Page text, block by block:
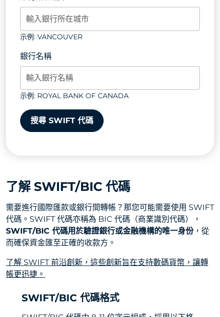
示例: VANCOUVER
銀行名稱
示例: ROYAL BANK OF CANADA
搜尋 SWIFT 代碼
了解 SWIFT/BIC 代碼
需要進行國際匯款或銀行間轉帳？那您可能需要使用 SWIFT
代碼。SWIFT 代碼亦稱為 BIC 代碼（商業識別代碼），
SWIFT/BIC 代碼用於驗證銀行或金融機構的唯一身份，從
而確保資金匯至正確的收款方。
了解 SWIFT 前沿創新，這些創新旨在支持數碼貨幣，讓轉
帳更迅捷。
SWIFT/BIC 代碼格式